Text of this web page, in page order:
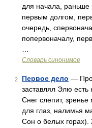
для начала, раньше
первым долгом,
очередь,
попервоначалу,
Словарь синонимов
2 Первое дело —
заставлял Элю
Снег слепит,
для глаз, налимья
Сон о белых горах).